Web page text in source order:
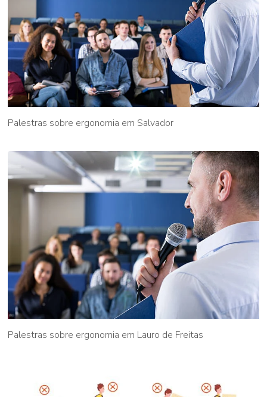
Palestras sobre ergonomia em Salvador
Palestras sobre ergonomia em Lauro de Freitas